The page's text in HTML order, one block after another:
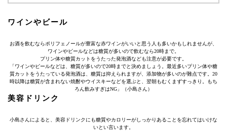
ワインやビール
お酒を飲むならポリフェノールが豊富な赤ワインがいいと思う人も多いかもしれませんが、
ワインやビールなどは糖質が多いので飲むなら20時まで。
プリン体や糖質カットをうたった発泡酒なども注意が必要です。
「ワインやビールなどは、糖質が多いので20時までと決めましょう。最近多いプリン体や糖
質カットをうたっている発泡酒は、糖質は抑えられますが、添加物が多いのが難点です。20
時以降は糖質が含まれない焼酎やウイスキーなどを選ぶと、翌朝もむくまずすっきり。もち
ろん飲みすぎはNG」（小島さん）
美容ドリンク
小島さんによると、美容ドリンクにも糖質やカロリーがしっかりあることを忘れてはいけな
いとい言います。